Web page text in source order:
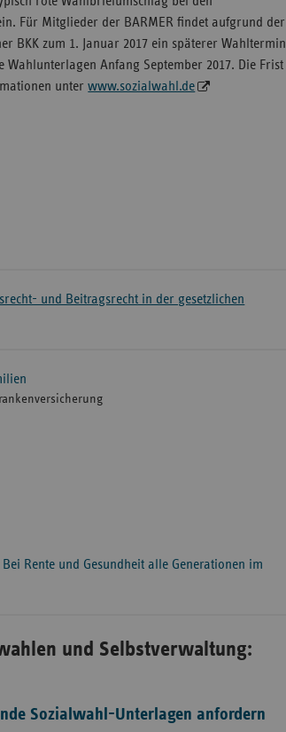
Für Mitglieder der BARMER findet aufgrund der
BKK zum 1. Januar 2017 ein späterer Wahltermin
Anfang September 2017. Die Frist
unterwww.sozialwahl.de
und Beitragsrecht in der gesetzlichen
Rente und Gesundheit alle Generationen im
und Selbstverwaltung:
Sozialwahl-Unterlagen anfordern